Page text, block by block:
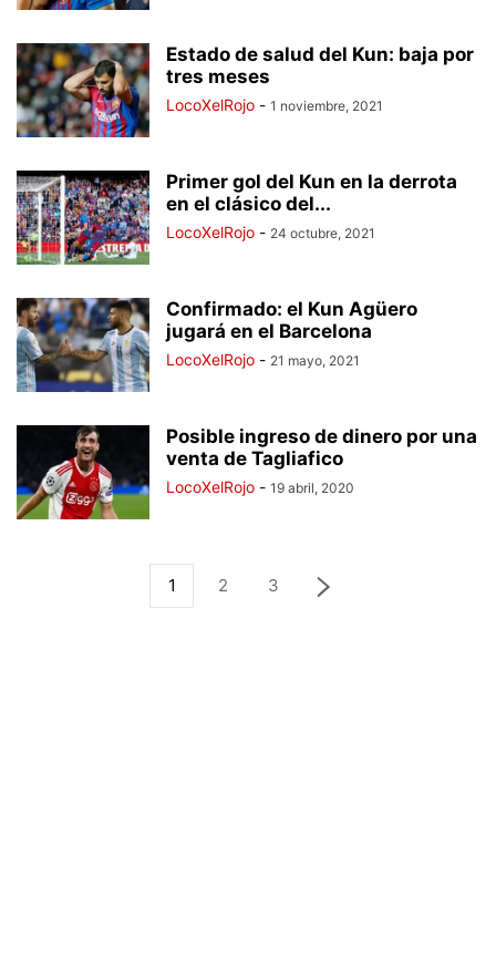
Estado de salud del Kun: baja por
tres meses
LocoXelRojo - 1 noviembre, 2021
Primer gol del Kun en la derrota
en el clásico del...
LocoXelRojo - 24 octubre, 2021
Confirmado: el Kun Agüero
jugará en el Barcelona
LocoXelRojo - 21 mayo, 2021
Posible ingreso de dinero por una
venta de Tagliafico
LocoXelRojo - 19 abril, 2020
1 2 3